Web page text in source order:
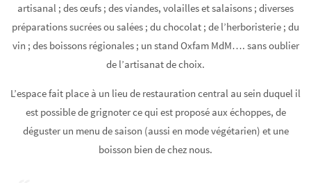
artisanal ; des œufs ; des viandes, volailles et salaisons ; diverses
préparations sucrées ou salées ; du chocolat ; de l’herboristerie ; du
vin ; des boissons régionales ; un stand Oxfam MdM…. sans oublier
de l’artisanat de choix.
L’espace fait place à un lieu de restauration central au sein duquel il
est possible de grignoter ce qui est proposé aux échoppes, de
déguster un menu de saison (aussi en mode végétarien) et une
boisson bien de chez nous.